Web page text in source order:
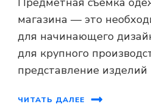
магазина — это
для начинающего
для крупного
представление изделий
ЧИТАТЬ ДАЛЕЕ